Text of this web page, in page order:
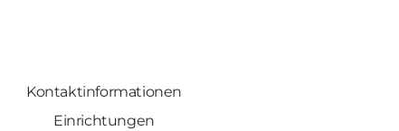
Kontaktinformationen
Einrichtungen